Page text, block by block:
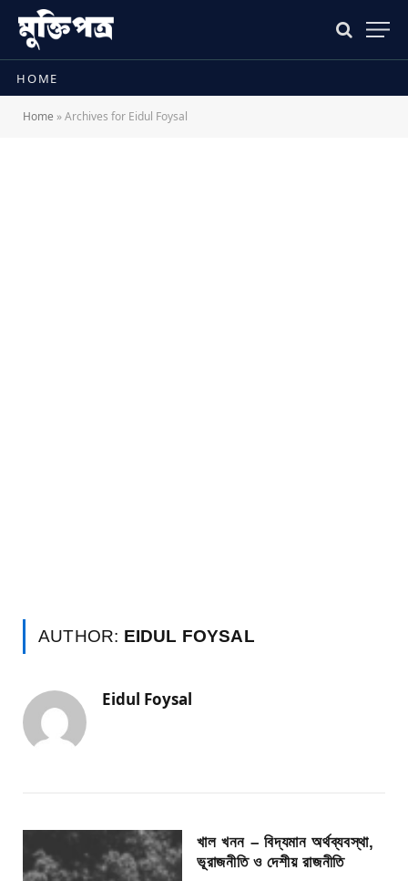
HOME
Home »Archives for Eidul Foysal
AUTHOR: EIDUL FOYSAL
Eidul Foysal
খাল খনন – বিদ্যমান অর্থব্যবস্থা,
ভূরাজনীতি ও দেশীয় রাজনীতি